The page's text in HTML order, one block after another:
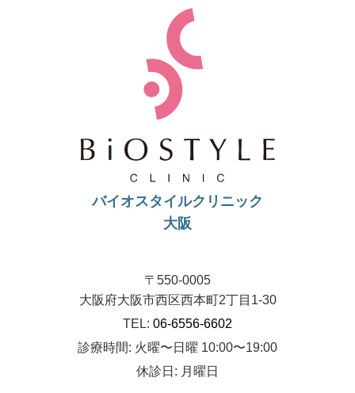
バイオスタイルクリニック
大阪
〒550-0005
大阪府大阪市西区西本町2丁目1-30
TEL: 06-6556-6602
診療時間: 火曜〜日曜 10:00〜19:00
休診日: 月曜日